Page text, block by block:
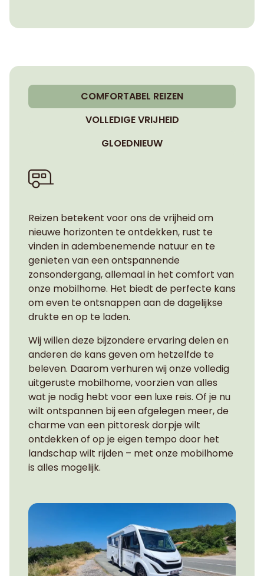
COMFORTABEL REIZEN
VOLLEDIGE VRIJHEID
GLOEDNIEUW
Reizen betekent voor ons de vrijheid om
nieuwe horizonten te ontdekken, rust te
vinden in adembenemende natuur en te
genieten van een ontspannende
zonsondergang, allemaal in het comfort van
onze mobilhome. Het biedt de perfecte kans
om even te ontsnappen aan de dagelijkse
drukte en op te laden.
Wij willen deze bijzondere ervaring delen en
anderen de kans geven om hetzelfde te
beleven. Daarom verhuren wij onze volledig
uitgeruste mobilhome, voorzien van alles
wat je nodig hebt voor een luxe reis. Of je nu
wilt ontspannen bij een afgelegen meer, de
charme van een pittoresk dorpje wilt
ontdekken of op je eigen tempo door het
landschap wilt rijden – met onze mobilhome
is alles mogelijk.